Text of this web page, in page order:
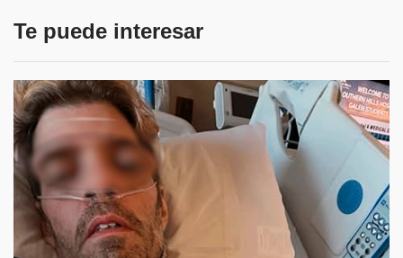
Te puede interesar